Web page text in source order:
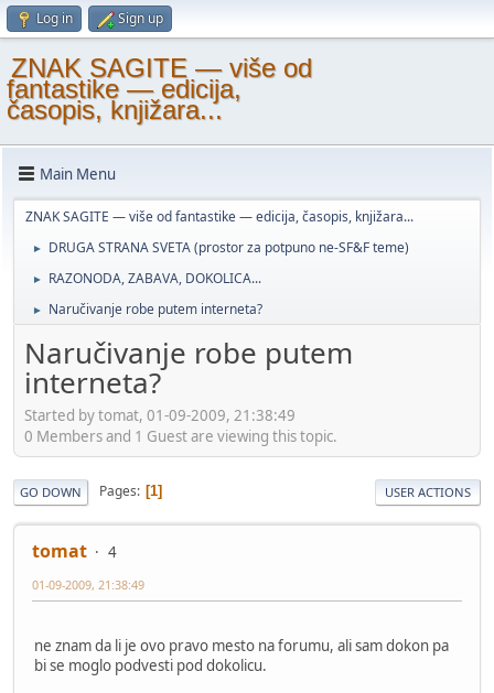
Log in Sign up
ZNAK SAGITE — više od
fantastike — edicija,
časopis, knjižara...
Main Menu
ZNAK SAGITE — više od fantastike — edicija, časopis, knjižara...
► DRUGA STRANA SVETA (prostor za potpuno ne-SF&F teme)
► RAZONODA, ZABAVA, DOKOLICA...
► Naručivanje robe putem interneta?
Naručivanje robe putem
interneta?
Started by tomat, 01-09-2009, 21:38:49
0 Members and 1 Guest are viewing this topic.
GO DOWN Pages 1 USER ACTIONS
tomat 4
01-09-2009, 21:38:49
ne znam da li je ovo pravo mesto na forumu, ali sam dokon pa
bi se moglo podvesti pod dokolicu.